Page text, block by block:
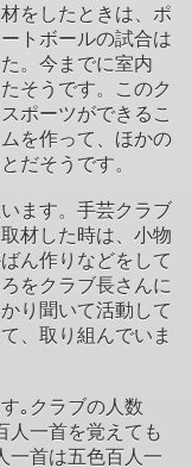
をしたときは、ポ
トボールの試合は
。今までに室内
そうです。このク
ポーツができるこ
を作って、ほかの
だそうです。
ます。手芸クラブ
材した時は、小物
ん作りなどをして
をクラブ長さんに
り聞いて活動して
、取り組んでいま
｡クラブの人数
人一首を覚えても
一首は五色百人一